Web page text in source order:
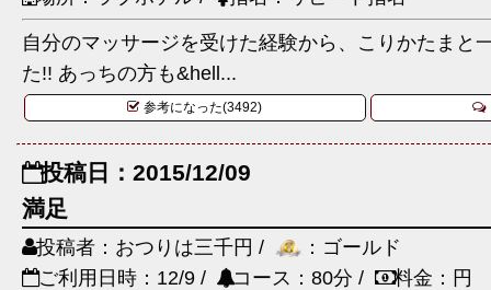
自分のマッサージを受けた経験から、こりかたまと
た!! あっちの方も&hell...
参考になった(3492)
投稿日：2015/12/09
満足
投稿者：おつりは三千円 /
：ゴールド
ご利用日時：12/9 /
コース：80分 /
料金：円